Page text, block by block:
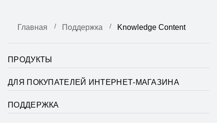
Главная Поддержка Knowledge Content
ПРОДУКТЫ
ДЛЯ ПОКУПАТЕЛЕЙ ИНТЕРНЕТ-МАГАЗИНА
ПОДДЕРЖКА